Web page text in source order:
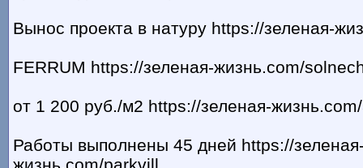
Вынос проекта в натуру https://зеленая-
FERRUM https://зеленая-жизнь.com/
от 1 200 руб./м2 https://зеленая-
Работы выполнены 45 дней https://